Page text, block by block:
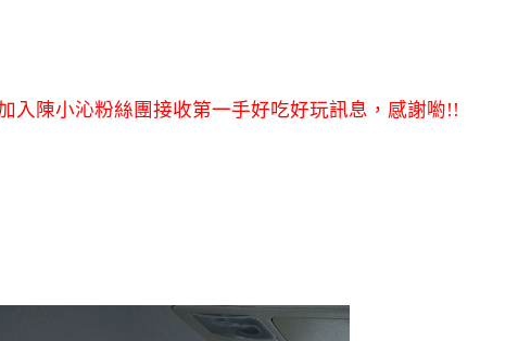
入陳小沁粉絲團接收第一手好吃好玩訊息，感謝喲!!